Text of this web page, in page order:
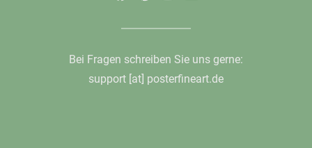
Bei Fragen schreiben Sie uns gerne:
support [at] posterfineart.de